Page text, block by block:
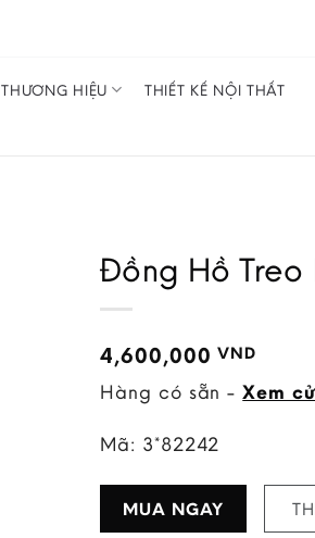
THƯƠNG HIỆU THIẾT KẾ NỘI THẤT
Đồng Hồ Treo
4,600,000VND
Hàng có sẵn -Xem
Mã: 3*82242
MUA NGAY